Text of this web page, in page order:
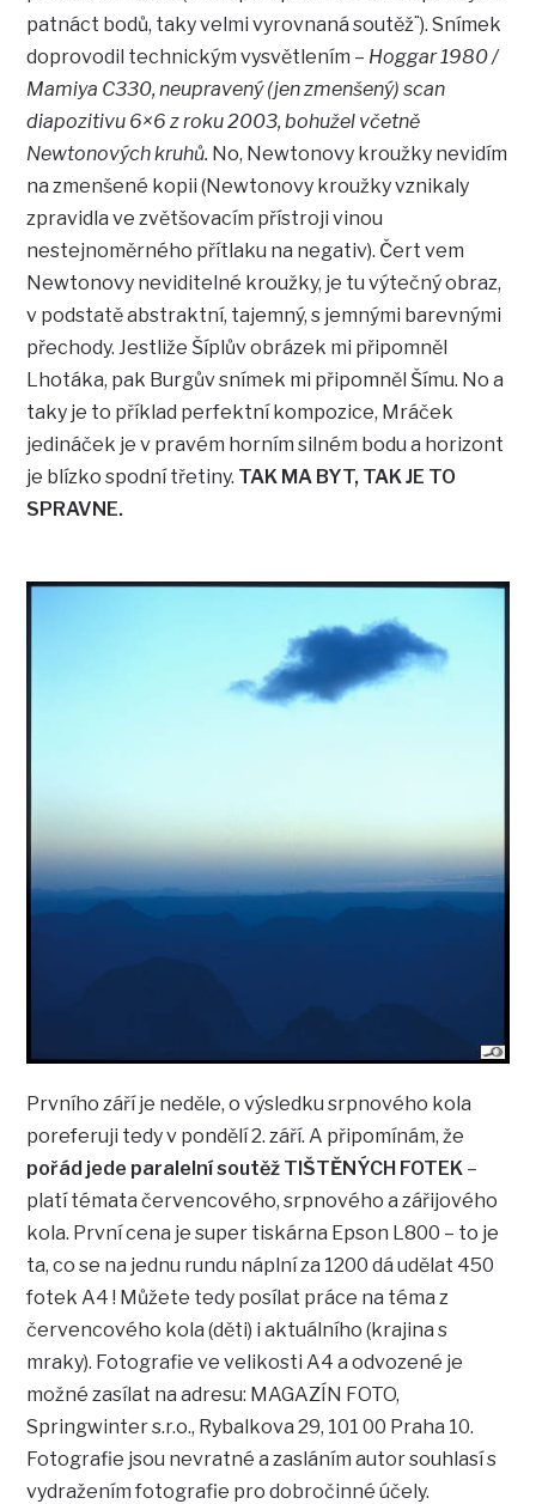
patnáct bodů, taky velmi vyrovnaná soutěž¨). Snímek
doprovodil technickým vysvětlením – Hoggar 1980 /
Mamiya C330, neupravený (jen zmenšený) scan
diapozitivu 6×6 z roku 2003, bohužel včetně
Newtonových kruhů. No, Newtonovy kroužky nevidím
na zmenšené kopii (Newtonovy kroužky vznikaly
zpravidla ve zvětšovacím přístroji vinou
nestejnoměrného přítlaku na negativ). Čert vem
Newtonovy neviditelné kroužky, je tu výtečný obraz,
v podstatě abstraktní, tajemný, s jemnými barevnými
přechody. Jestliže Šíplův obrázek mi připomněl
Lhotáka, pak Burgův snímek mi připomněl Šímu. No a
taky je to příklad perfektní kompozice, Mráček
jedináček je v pravém horním silném bodu a horizont
je blízko spodní třetiny. TAK MA BYT, TAK JE TO
SPRAVNE.
Prvního září je neděle, o výsledku srpnového kola
poreferuji tedy v pondělí 2. září. A připomínám, že
pořád jede paralelní soutěž TIŠTĚNÝCH FOTEK –
platí témata červencového, srpnového a zářijového
kola. První cena je super tiskárna Epson L800 – to je
ta, co se na jednu rundu náplní za 1200 dá udělat 450
fotek A4 ! Můžete tedy posílat práce na téma z
červencového kola (děti) i aktuálního (krajina s
mraky). Fotografie ve velikosti A4 a odvozené je
možné zasílat na adresu: MAGAZÍN FOTO,
Springwinter s.r.o., Rybalkova 29, 101 00 Praha 10.
Fotografie jsou nevratné a zasláním autor souhlasí s
vydražením fotografie pro dobročinné účely.